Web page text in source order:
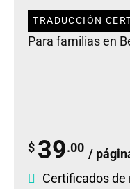
TRADUCCIÓN
Para familias en
$ 39.00 /
Certificados